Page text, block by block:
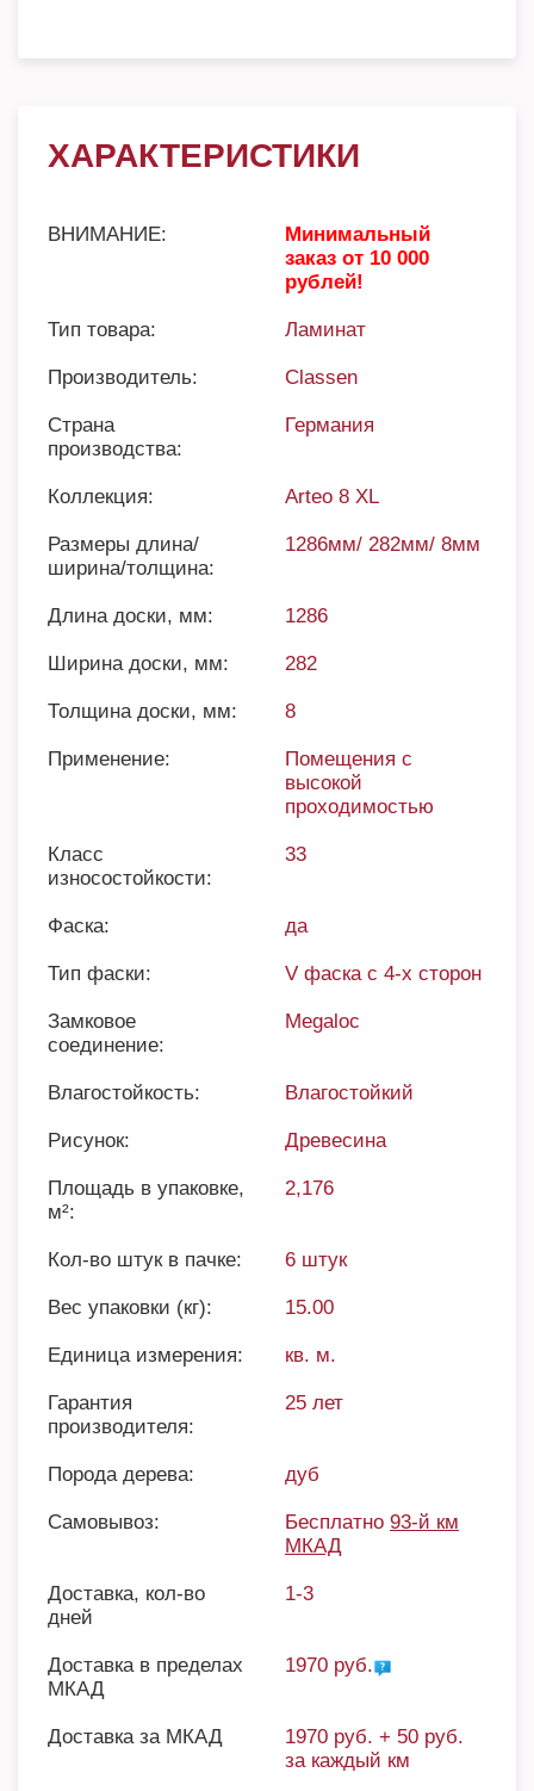
ХАРАКТЕРИСТИКИ
ВНИМАНИЕ:
Минимальный
заказ от 10 000
рублей!
Тип товара: Ламинат
Производитель: Classen
Страна
производства:
Германия
Коллекция: Arteo 8 XL
Размеры длина/
ширина/толщина:
1286мм/ 282мм/ 8мм
Длина доски, мм: 1286
Ширина доски, мм: 282
Толщина доски, мм: 8
Применение:
Помещения с
высокой
проходимостью
Класс
износостойкости:
33
Фаска: да
Тип фаски: V фаска с 4-х сторон
Замковое
соединение:
Megaloc
Влагостойкость: Влагостойкий
Рисунок: Древесина
Площадь в упаковке,
м²:
2,176
Кол-во штук в пачке: 6 штук
Вес упаковки (кг): 15.00
Единица измерения: кв. м.
Гарантия
производителя:
25 лет
Порода дерева: дуб
Самовывоз: Бесплатно 93-й км
МКАД
Доставка, кол-во
дней
1-3
Доставка в пределах
МКАД
1970 руб.
Доставка за МКАД
1970 руб. + 50 руб.
за каждый км